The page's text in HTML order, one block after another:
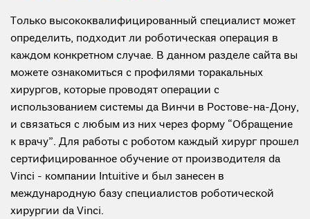
Только высококвалифицированный специалист может
определить, подходит ли роботическая операция в
каждом конкретном случае. В данном разделе сайта вы
можете ознакомиться с профилями торакальных
хирургов, которые проводят операции с
использованием системы да Винчи в Ростове-на-Дону,
и связаться с любым из них через форму “Обращение
к врачу”. Для работы с роботом каждый хирург прошел
сертифицированное обучение от производителя da
Vinci - компании Intuitive и был занесен в
международную базу специалистов роботической
хирургии da Vinci.